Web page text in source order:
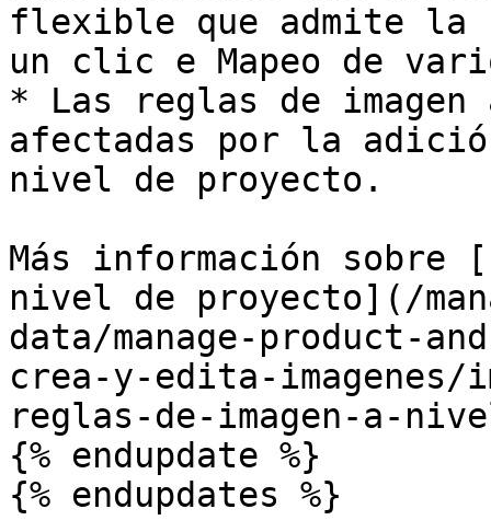
flexible que admite la
un clic e Mapeo de
* Las reglas de
afectadas por la
nivel de proyecto.
Más información sobre
nivel de proyecto](/
data/manage-product-
crea-y-edita-
reglas-de-imagen-a-
{% endupdate %}
{% endupdates %}